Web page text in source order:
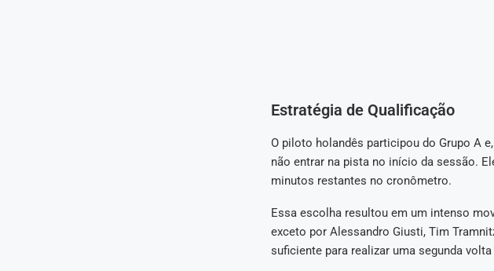
Estratégia de Qualificação
O piloto holandês participou do Grupo A
não entrar na pista no início da sessão.
minutos restantes no cronômetro.
Essa escolha resultou em um intenso
exceto por Alessandro Giusti, Tim
suficiente para realizar uma segunda volta